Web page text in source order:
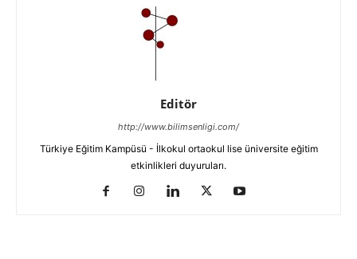
Editör
http://www.bilimsenligi.com/
Türkiye Eğitim Kampüsü - İlkokul ortaokul lise üniversite eğitim
etkinlikleri duyuruları.